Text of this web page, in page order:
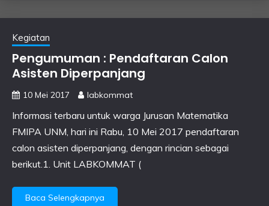
Kegiatan
Pengumuman : Pendaftaran Calon
Asisten Diperpanjang
10 Mei 2017 labkommat
Informasi terbaru untuk warga Jurusan Matematika
FMIPA UNM, hari ini Rabu, 10 Mei 2017 pendaftaran
calon asisten diperpanjang, dengan rincian sebagai
berikut.1. Unit LABKOMMAT (
Baca Selengkapnya